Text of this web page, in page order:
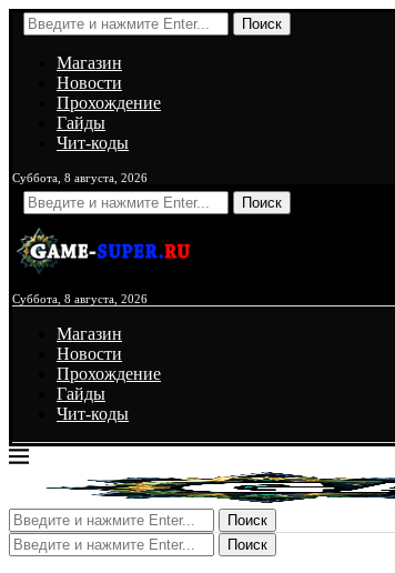
Поиск
Магазин
Новости
Прохождение
Гайды
Чит-коды
Суббота, 8 августа, 2026
Поиск
Суббота, 8 августа, 2026
Магазин
Новости
Прохождение
Гайды
Чит-коды
Поиск
Поиск